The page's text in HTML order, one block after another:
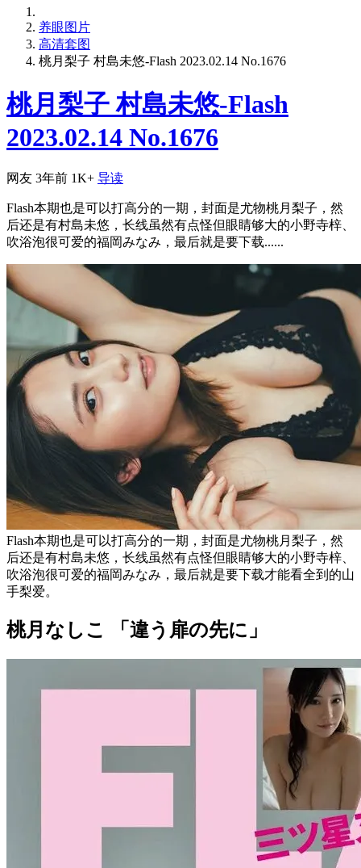
养眼图片
高清套图
桃月梨子 村島未悠-Flash 2023.02.14 No.1676
桃月梨子 村島未悠-Flash
2023.02.14 No.1676
网友 3年前 1K+ 导读
Flash本期也是可以打高分的一期，封面是尤物桃月梨子，然
后还是有村島未悠，长线虽然有点怪但眼睛够大的小野寺梓、
吹浴泡很可爱的福岡みなみ，最后就是要下载......
Flash本期也是可以打高分的一期，封面是尤物桃月梨子，然
后还是有村島未悠，长线虽然有点怪但眼睛够大的小野寺梓、
吹浴泡很可爱的福岡みなみ，最后就是要下载才能看全到的山
手梨爱。
桃月なしこ 「違う扉の先に」